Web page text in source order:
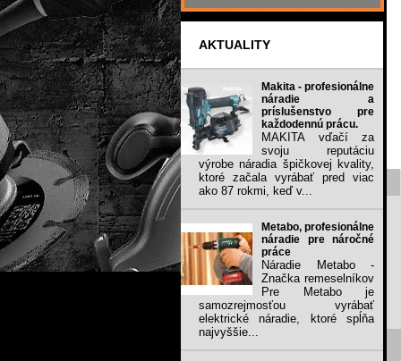
AKTUALITY
Makita - profesionálne
náradie a
príslušenstvo pre
každodennú prácu.
MAKITA vďačí za
svoju reputáciu
výrobe náradia špičkovej kvality,
ktoré začala vyrábať pred viac
ako 87 rokmi, keď v...
Metabo, profesionálne
náradie pre náročné
práce
Náradie Metabo -
Značka remeselníkov
Pre Metabo je
samozrejmosťou vyrábať
elektrické náradie, ktoré spĺňa
najvyššie...